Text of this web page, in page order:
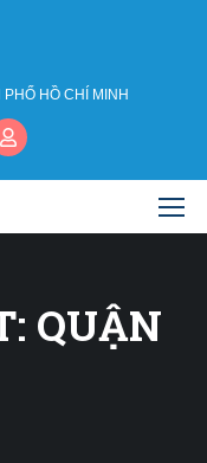
HỒ CHÍ MINH
QUẬN